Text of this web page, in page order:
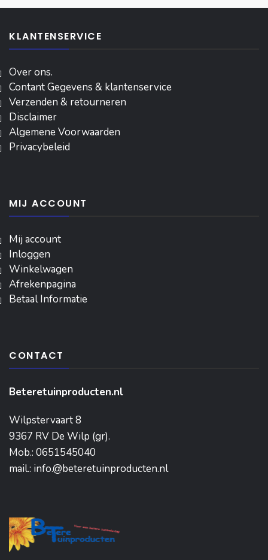
KLANTENSERVICE
Over ons.
Contant Gegevens & klantenservice
Verzenden & retourneren
Disclaimer
Algemene Voorwaarden
Privacybeleid
MIJ ACCOUNT
Mij account
Inloggen
‎Winkelwagen
Afrekenpagina
Betaal Informatie
CONTACT
Beteretuinproducten.nl
Wilpstervaart 8
9367 RV De Wilp (gr).
Mob.: 0651545040
mail.: info.@beteretuinproducten.nl